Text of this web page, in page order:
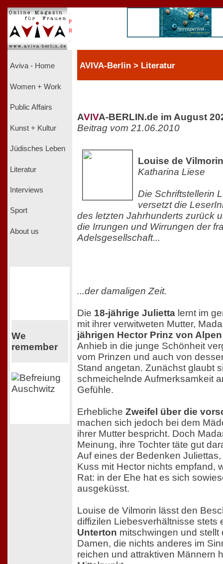
P
R
Aviva - Home
Women + Work
Public Affairs
Kunst + Kultur
Jüdisches Leben
Literatur
Interviews
Sport
About us
We
remember
AVIVA-Berlin > Literatur
AVIVA-BERLIN.de im August
Beitrag vom 21.06.2010
Louise de
Katharina Liese
Die Schriftstellerin
versetzt die
des letzten Jahrhunderts zurück
die Irrungen und Wirrungen der
Adelsgesellschaft...
...der damaligen Zeit.
Die 18-jährige Julietta lernt im
mit ihrer verwitweten Mutter,
jährigen Hector Prinz von Alpen
Anhieb in die junge Schönheit
vom Prinzen und auch von
Stand angetan. Zunächst glaubt
schmeichelnde Aufmerksamkeit
Gefühle.
Erhebliche Zweifel über die
machen sich jedoch bei dem
ihrer Mutter bespricht. Doch
Meinung, ihre Tochter täte gut
Auf eines der Bedenken
Kuss mit Hector nichts empfand,
Rat: in der Ehe hat es sich
ausgeküsst.
Louise de Vilmorin lässt den
diffizilen Liebesverhältnisse stets
Unterton mitschwingen und
Damen, die nichts anderes im
reichen und attraktiven Männern